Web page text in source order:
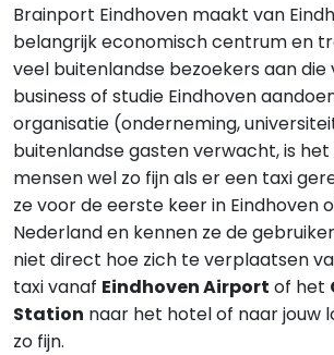
Brainport Eindhoven maakt van
belangrijk economisch centrum en
veel buitenlandse bezoekers aan die
business of studie Eindhoven
organisatie (onderneming,
buitenlandse gasten verwacht, is
mensen wel zo fijn als er een taxi
ze voor de eerste keer in Eindhoven
Nederland en kennen ze de
niet direct hoe zich te verplaatsen
taxi vanaf Eindhoven Airport of het
Station naar het hotel of naar jouw
zo fijn.